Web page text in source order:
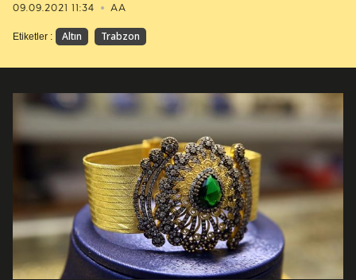
09.09.2021 11:34 AA
Etiketler : Altın Trabzon